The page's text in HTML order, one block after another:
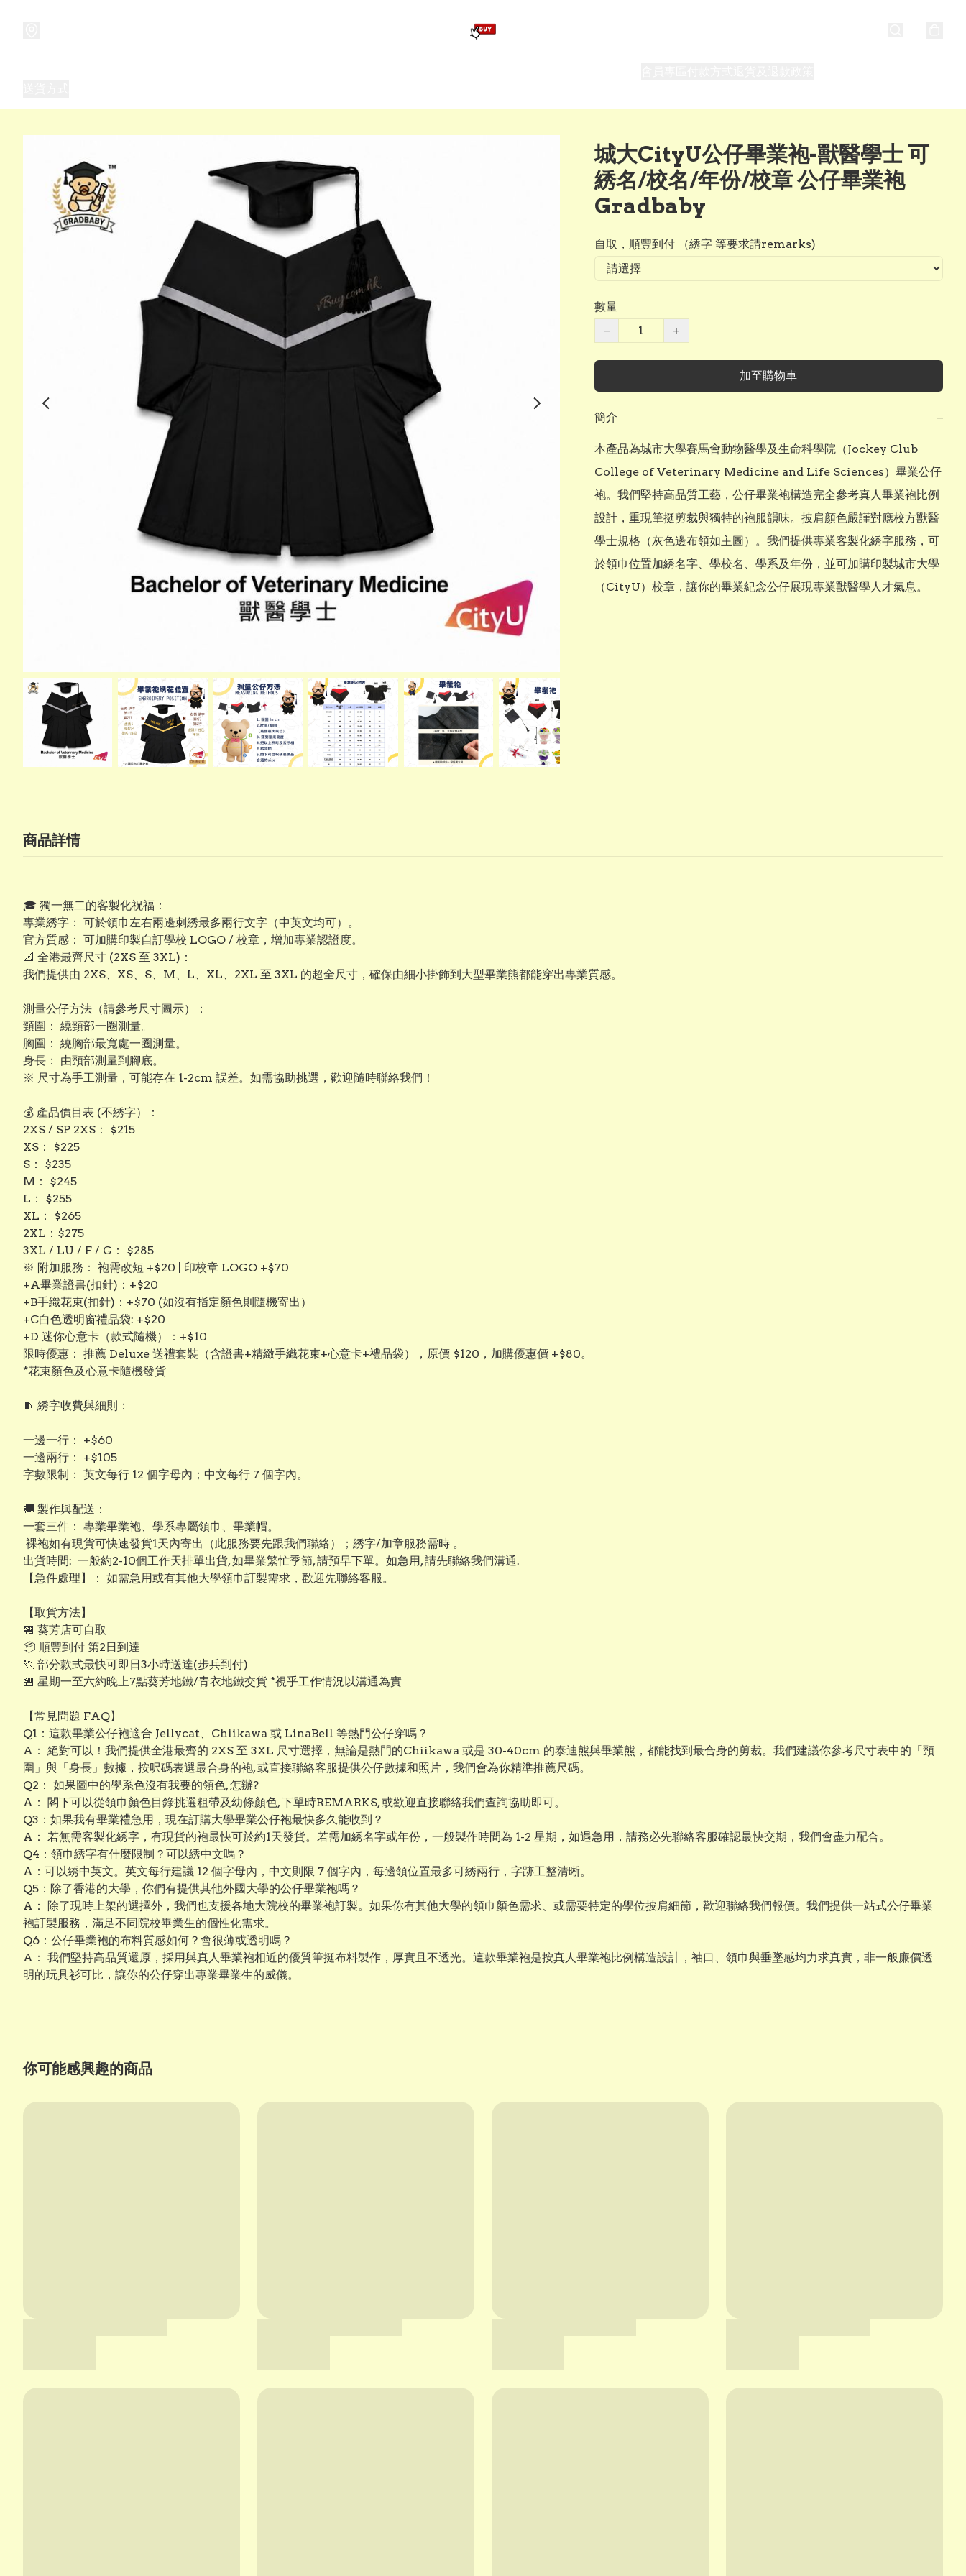
城大CityU公仔畢業袍-獸醫學士 可
綉名/校名/年份/校章 公仔畢業袍
Gradbaby
自取，順豐到付 （綉字 等要求請remarks)
數量
−
+
加至購物車
簡介 −
本產品為城市大學賽馬會動物醫學及生命科學院（Jockey Club
College of Veterinary Medicine and Life Sciences）畢業公仔
袍。我們堅持高品質工藝，公仔畢業袍構造完全參考真人畢業袍比例
設計，重現筆挺剪裁與獨特的袍服韻味。披肩顏色嚴謹對應校方獸醫
學士規格（灰色邊布領如主圖）。我們提供專業客製化綉字服務，可
於領巾位置加綉名字、學校名、學系及年份，並可加購印製城市大學
（CityU）校章，讓你的畢業紀念公仔展現專業獸醫學人才氣息。
商品詳情
​🎓 獨一無二的客製化祝福：
專業綉字： 可於領巾左右兩邊刺綉最多兩行文字（中英文均可）。
​官方質感： 可加購印製自訂學校 LOGO / 校章，增加專業認證度。
​📐 全港最齊尺寸 (2XS 至 3XL)：
我們提供由 2XS、XS、S、M、L、XL、2XL 至 3XL 的超全尺寸，確保由細小掛飾到大型畢業熊都能穿出專業質感。
測量公仔方法（請參考尺寸圖示）：
頸圍： 繞頸部一圈測量。
​胸圍： 繞胸部最寬處一圈測量。
​身長： 由頸部測量到腳底。
※ 尺寸為手工測量，可能存在 1-2cm 誤差。如需協助挑選，歡迎隨時聯絡我們！
💰 產品價目表 (不綉字）：
​2XS / SP 2XS： $215
​XS： $225
​S： $235
​M： $245
​L： $255
​XL： $265
​2XL：$275
3XL / LU / F / G： $285
​※ 附加服務： 袍需改短 +$20 | 印校章 LOGO +$70
+A畢業證書(扣針)：+$20
+B手織花束(扣針)：+$70 (如沒有指定顏色則隨機寄出）
+C白色透明窗禮品袋: +$20
+D 迷你心意卡（款式隨機）：+$10
限時優惠： 推薦 Deluxe 送禮套裝（含證書+精緻手織花束+心意卡+禮品袋），原價 $120，加購優惠價 +$80。
*花束顏色及心意卡隨機發貨
​🧵 綉字收費與細則：
​一邊一行： +$60
​一邊兩行： +$105
​字數限制： 英文每行 12 個字母內；中文每行 7 個字內。
​​🚚 製作與配送：
​一套三件： 專業畢業袍、學系專屬領巾、畢業帽。
裸袍如有現貨可快速發貨1天內寄出（此服務要先跟我們聯絡）；綉字/加章服務需時 。
出貨時間: 一般約2-10個工作天排單出貨, 如畢業繁忙季節, 請預早下單。如急用, 請先聯絡我們溝通.
【​急件處理】： 如需急用或有其他大學領巾訂製需求，歡迎先聯絡客服。
【取貨方法】
🏪 葵芳店可自取
📦 順豐到付 第2日到達
🏃 部分款式最快可即日3小時送達(步兵到付)
🏪 星期一至六約晚上7點葵芳地鐵/青衣地鐵交貨 *視乎工作情況以溝通為實
【常見問題 FAQ】
Q1：這款畢業公仔袍適合 Jellycat、Chiikawa 或 LinaBell 等熱門公仔穿嗎？
A： 絕對可以！我們提供全港最齊的 2XS 至 3XL 尺寸選擇，無論是熱門的Chiikawa 或是 30-40cm 的泰迪熊與畢業熊，都能找到最合身的剪裁。我們建議你參考尺寸表中的「頸
圍」與「身長」數據，按呎碼表選最合身的袍, 或直接聯絡客服提供公仔數據和照片，我們會為你精準推薦尺碼。
Q2： 如果圖中的學系色沒有我要的領色, 怎辦?
A： 閣下可以從領巾顏色目錄挑選粗帶及幼條顏色, 下單時REMARKS, 或歡迎直接聯絡我們查詢協助即可。
Q3：如果我有畢業禮急用，現在訂購大學畢業公仔袍最快多久能收到？
A： 若無需客製化綉字，有現貨的袍最快可於約1天發貨。若需加綉名字或年份，一般製作時間為 1-2 星期，如遇急用，請務必先聯絡客服確認最快交期，我們會盡力配合。
Q4：領巾綉字有什麼限制？可以綉中文嗎？
A：可以綉中英文。英文每行建議 12 個字母內，中文則限 7 個字內，每邊領位置最多可綉兩行，字跡工整清晰。
Q5：除了香港的大學，你們有提供其他外國大學的公仔畢業袍嗎？
A： 除了現時上架的選擇外，我們也支援各地大院校的畢業袍訂製。如果你有其他大學的領巾顏色需求、或需要特定的學位披肩細節，歡迎聯絡我們報價。我們提供一站式公仔畢業
袍訂製服務，滿足不同院校畢業生的個性化需求。
Q6：公仔畢業袍的布料質感如何？會很薄或透明嗎？
A： 我們堅持高品質還原，採用與真人畢業袍相近的優質筆挺布料製作，厚實且不透光。這款畢業袍是按真人畢業袍比例構造設計，袖口、領巾與垂墜感均力求真實，非一般廉價透
明的玩具衫可比，讓你的公仔穿出專業畢業生的威儀。
你可能感興趣的商品